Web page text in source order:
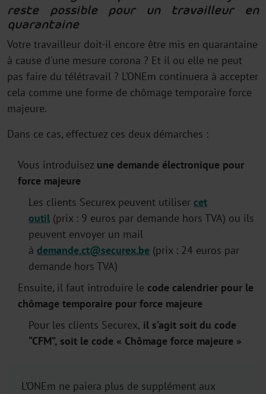
reste possible pour un travailleur en
quarantaine
Votre travailleur doit-il encore être mis en quarantaine
à cause d'une mesure corona ? Et il ou elle ne peut
pas faire du télétravail ? L’ONEm continuera à accepter
cela comme une forme de chômage temporaire force
majeure.
Dans ce cas, effectuez ces deux démarches :
Vous introduisez une demande électronique pour
force majeure
Les clients Securex peuvent utiliser cet
outil (prix : 9 euros par demande hors TVA) ou ils
peuvent envoyer un mail
à demande.ct@securex.be (prix : 24 euros par
demande hors TVA)
Ensuite, il faut introduire le code calendrier pour le
chômage temporaire pour force majeure
Pour les clients Securex, il s’agit soit du code
“CFM”, soit le code « Chômage force majeure »
L’ONEm ne paiera plus de supplément aux